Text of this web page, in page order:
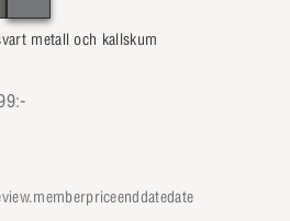
metall och kallskum